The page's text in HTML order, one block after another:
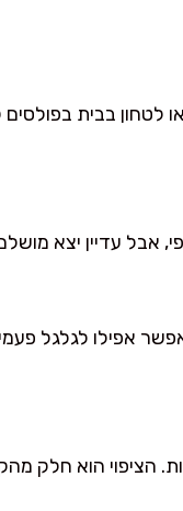
בבית בפולסים
אבל עדיין יצא
אפילו לגלגל
הציפוי הוא חלק